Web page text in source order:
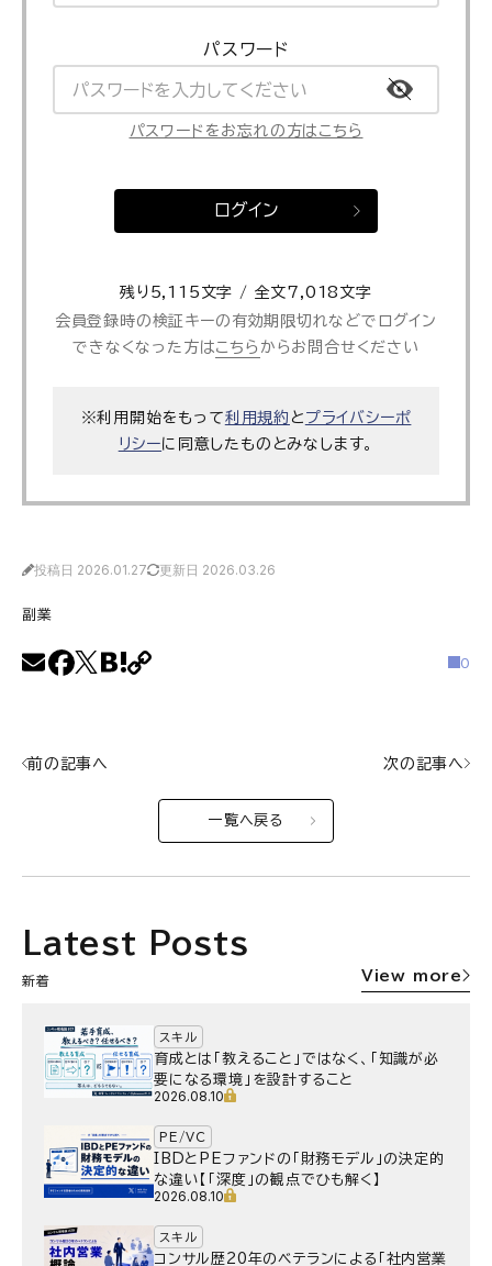
パスワード
パスワードをお忘れの方はこちら
ログイン
残り5,115文字 / 全文7,018文字
会員登録時の検証キーの有効期限切れなどでログイン
できなくなった方はこちら からお問合せください
※利用開始をもって利用規約 と プライバシーポ
リシーに同意したものとみなします。
投稿日 2026.01.27 更新日 2026.03.26
副業
0
前の記事へ
一覧へ戻る
次の記事へ
Latest Posts
新着 View more
スキル
育成とは「教えること」ではなく、「知識が必
要になる環境」を設計すること
2026.08.10
PE/VC
IBDとPEファンドの「財務モデル」の決定的
な違い【「深度」の観点でひも解く】
2026.08.10
スキル
コンサル歴20年のベテランによる「社内営業